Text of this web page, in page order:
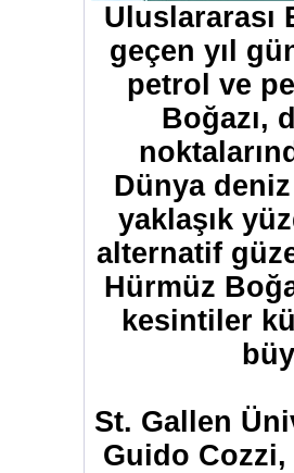
Uluslararası
geçen yıl
petrol ve
Boğazı,
Dünya
yaklaşık
alternatif
Hürmüz
kesintiler
St. Gallen
Guido Cozzi,